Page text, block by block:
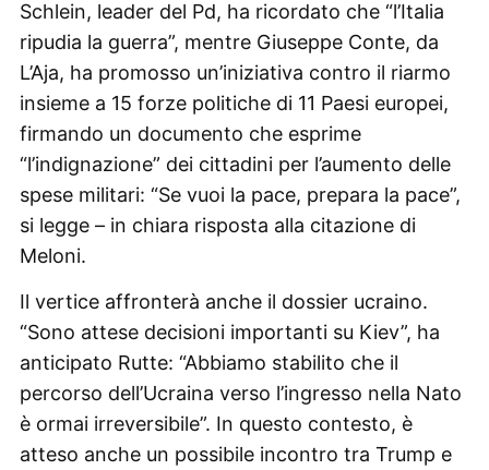
Schlein, leader del Pd, ha ricordato che “l’Italia
ripudia la guerra”, mentre Giuseppe Conte, da
L’Aja, ha promosso un’iniziativa contro il riarmo
insieme a 15 forze politiche di 11 Paesi europei,
firmando un documento che esprime
“l’indignazione” dei cittadini per l’aumento delle
spese militari: “Se vuoi la pace, prepara la pace”,
si legge – in chiara risposta alla citazione di
Meloni.
Il vertice affronterà anche il dossier ucraino.
“Sono attese decisioni importanti su Kiev”, ha
anticipato Rutte: “Abbiamo stabilito che il
percorso dell’Ucraina verso l’ingresso nella Nato
è ormai irreversibile”. In questo contesto, è
atteso anche un possibile incontro tra Trump e